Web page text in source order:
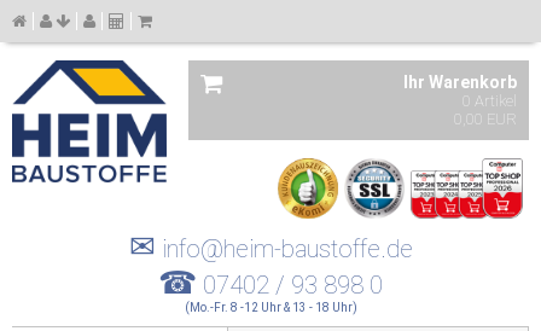
Ihr Warenkorb
0 Artikel
0,00 EUR
✉ info@heim-baustoffe.de
☎ 07402 / 93 898 0
(Mo.-Fr. 8 -12 Uhr & 13 - 18 Uhr)